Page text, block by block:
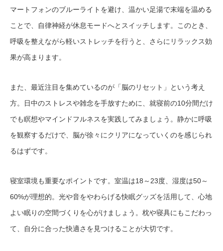
マートフォンのブルーライトを避け、温かい足湯で末端を温める
ことで、自律神経が休息モードへとスイッチします。このとき、
呼吸を整えながら軽いストレッチを行うと、さらにリラックス効
果が高まります。
また、最近注目を集めているのが「脳のリセット」という考え
方。日中のストレスや雑念を手放すために、就寝前の10分間だけ
でも瞑想やマインドフルネスを実践してみましょう。静かに呼吸
を観察するだけで、脳が徐々にクリアになっていくのを感じられ
るはずです。
寝室環境も重要なポイントです。室温は18～23度、湿度は50～
60%が理想的。光や音をやわらげる快眠グッズを活用して、心地
よい眠りの空間づくりを心がけましょう。枕や寝具にもこだわっ
て、自分に合った快適さを見つけることが大切です。